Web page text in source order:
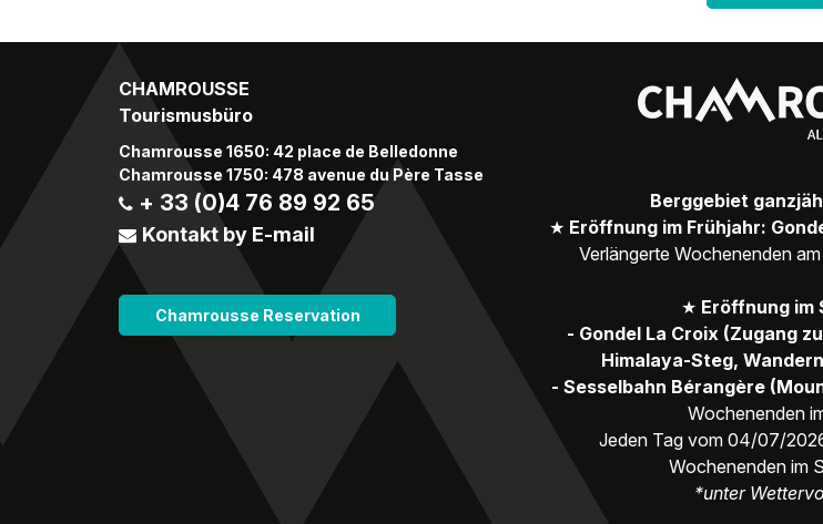
CHAMROUSSE
Tourismusbüro
Chamrousse 1650: 42 place de Belledonne
Chamrousse 1750: 478 avenue du Père Tasse
+ 33 (0)4 76 89 92 65
Kontakt by E-mail
Chamrousse Reservation
Berggebiet
★ Eröffnung im Frühjahr:
Verlängerte Wochenenden
★ Eröffnung im
- Gondel La Croix (Zugang
Himalaya-Steg,
- Sesselbahn Bérangère
Wochenenden
Jeden Tag vom 04/07/
Wochenenden im
*unter